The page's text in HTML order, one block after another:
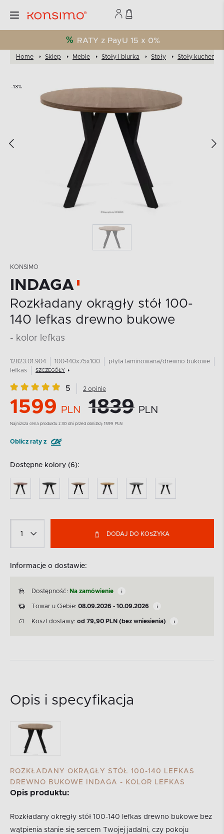
RATY z PayU 15 x 0%
Home Sklep Meble Stoły i biurka Stoły Stoły kuchenne
-13%
KONSIMO
INDAGA
Rozkładany okrągły stół 100-
140 lefkas drewno bukowe
- kolor lefkas
12823.01.904 100-140x75x100
płyta laminowana/drewno bukowe
lefkas
SZCZEGÓŁY
5 2 opinie
1599 PLN 1839 PLN
Najnizsza cena produktu z 30 dni przed obniżką: 1599 PLN
Oblicz raty z
Dostępne kolory (6):
DODAJ DO KOSZYKA
Informacje o dostawie:
Dostępność: Na zamówienie
Towar u Ciebie: 08.09.2026 - 10.09.2026
Koszt dostawy: od 79,90 PLN (bez wniesienia)
Opis i specyfikacja
ROZKŁADANY OKRĄGŁY STÓŁ 100-140 LEFKAS
DREWNO BUKOWE INDAGA - KOLOR LEFKAS
Opis produktu:
Rozkładany okręgły stół 100-140 lefkas drewno bukowe bez
wątpienia stanie się sercem Twojej jadalni, czy pokoju